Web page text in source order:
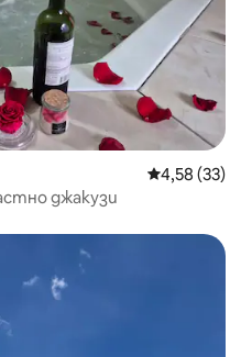
Средна
4,58 (33)
джакузи